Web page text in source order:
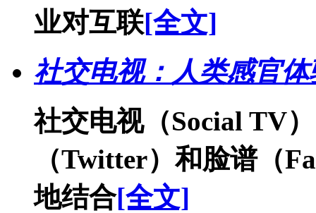
业对互联[全文]
社交电视：人类感官
社交电视（Social TV
（Twitter）和脸谱（
地结合[全文]